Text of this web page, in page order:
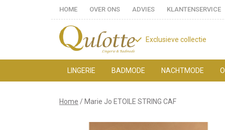
HOME OVER ONS ADVIES KLANTENSERVICE
Exclusieve collectie
LINGERIE BADMODE NACHTMODE
MarieHome Marie Jo ETOILE STRING CAF